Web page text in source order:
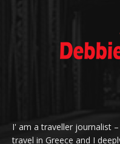
I' am a traveller journalist
travel in Greece and I